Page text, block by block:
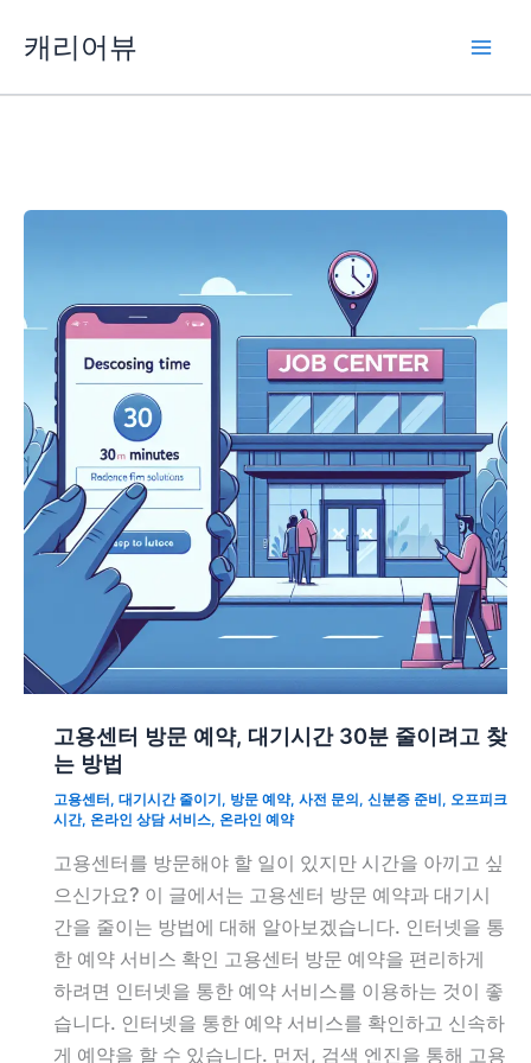
캐리어뷰
고용센터 방문 예약, 대기시간 30분 줄이려고 찾
는 방법
고용센터 , 대기시간 줄이기 , 방문 예약, 사전 문의 , 신분증 준비 , 오프피크
시간, 온라인 상담 서비스, 온라인 예약
고용센터를 방문해야 할 일이 있지만 시간을 아끼고 싶
으신가요? 이 글에서는 고용센터 방문 예약과 대기시
간을 줄이는 방법에 대해 알아보겠습니다. 인터넷을 통
한 예약 서비스 확인 고용센터 방문 예약을 편리하게
하려면 인터넷을 통한 예약 서비스를 이용하는 것이 좋
습니다. 인터넷을 통한 예약 서비스를 확인하고 신속하
게 예약을 할 수 있습니다. 먼저, 검색 엔진을 통해 고용